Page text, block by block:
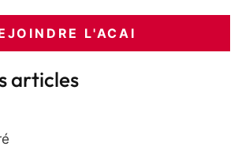
L'ACAI
articles